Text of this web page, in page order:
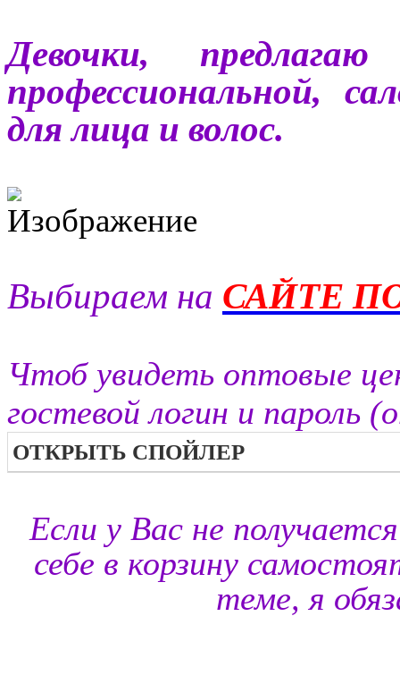
Девочки,
профессиональной,
для лица и волос.
Выбираем на САЙТЕ
Чтоб увидеть оптовые
гостевой логин и пароль
ОТКРЫТЬ СПОЙЛЕР
Если у Вас не
себе в корзину
теме, я